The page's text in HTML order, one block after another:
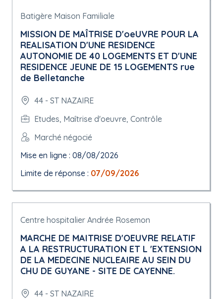
Batigère Maison Familiale
MISSION DE MAÎTRISE D'oeUVRE POUR LA
REALISATION D'UNE RESIDENCE
AUTONOMIE DE 40 LOGEMENTS ET D'UNE
RESIDENCE JEUNE DE 15 LOGEMENTS rue
de Belletanche
44 - ST NAZAIRE
Etudes, Maîtrise d'oeuvre, Contrôle
Marché négocié
Mise en ligne : 08/08/2026
Limite de réponse : 07/09/2026
Centre hospitalier Andrée Rosemon
MARCHE DE MAITRISE D'OEUVRE RELATIF
A LA RESTRUCTURATION ET L 'EXTENSION
DE LA MEDECINE NUCLEAIRE AU SEIN DU
CHU DE GUYANE - SITE DE CAYENNE.
44 - ST NAZAIRE